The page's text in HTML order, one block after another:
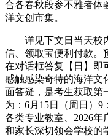
合各春秋段参不雅者体
洋文创市集。
详见下文日当天校内
信、领取宝便利付款。
在对话框答复【日】即
感触感染奇特的海洋文
面答疑，是考生获取第
为：6月15日（周日）9
各类专业教室、2026
和家长深切领会学校的